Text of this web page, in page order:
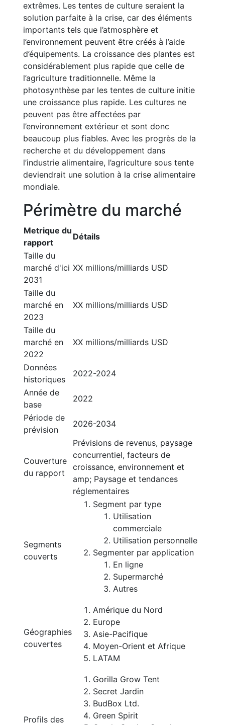
extrêmes. Les tentes de culture seraient la
solution parfaite à la crise, car des éléments
importants tels que l’atmosphère et
l’environnement peuvent être créés à l’aide
d’équipements. La croissance des plantes est
considérablement plus rapide que celle de
l’agriculture traditionnelle. Même la
photosynthèse par les tentes de culture initie
une croissance plus rapide. Les cultures ne
peuvent pas être affectées par
l’environnement extérieur et sont donc
beaucoup plus fiables. Avec les progrès de la
recherche et du développement dans
l’industrie alimentaire, l’agriculture sous tente
deviendrait une solution à la crise alimentaire
mondiale.
Périmètre du marché
Metrique du
rapport
Détails
Taille du
marché d'ici
2031
XX millions/milliards USD
Taille du
marché en
2023
XX millions/milliards USD
Taille du
marché en
2022
XX millions/milliards USD
Données
historiques
2022-2024
Année de
base
2022
Période de
prévision
2026-2034
Couverture
du rapport
Prévisions de revenus, paysage
concurrentiel, facteurs de
croissance, environnement et
amp; Paysage et tendances
réglementaires
Segments
couverts
Segment par type
Utilisation
commerciale
Utilisation personnelle
Segmenter par application
En ligne
Supermarché
Autres
Géographies
couvertes
Amérique du Nord
Europe
Asie-Pacifique
Moyen-Orient et Afrique
LATAM
Profils des
Gorilla Grow Tent
Secret Jardin
BudBox Ltd.
Green Spirit